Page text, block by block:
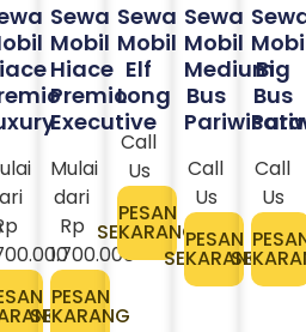
Sewa
Mobil
Hiace
Premio
Executive
Mulai
dari
Rp
1.700.000
PESAN
SEKARANG
Sewa
Mobil
Elf
Long
Call
Us
PESAN
SEKARANG
Sewa
Mobil
Medium
Bus
Pariwisata
Call
Us
PESAN
SEKARANG
Big
Bus
Call
Us